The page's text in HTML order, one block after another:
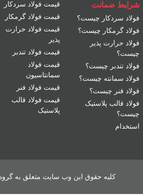
شرایط ضمانت
فولاد سردکار چیست؟
فولاد گرمکار چیست؟
فولاد حرارت پذیر
چیست؟
فولاد تندبر چیست؟
فولاد سمانته چیست؟
فولاد فنر چیست؟
فولاد قالب پلاستیک
چیست؟
استخدام
قیمت فولاد سردکار
قیمت فولاد گرمکار
قیمت فولاد حرارت
پذیر
قیمت فولاد تندبر
قیمت فولاد
سمانتاسیون
قیمت فولاد فنر
قیمت فولاد قالب
پلاستیک
کلیه حقوق این وب سایت متعلق به